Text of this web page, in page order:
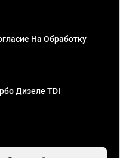
На Обработку
Дизеле TDI
781302555843,